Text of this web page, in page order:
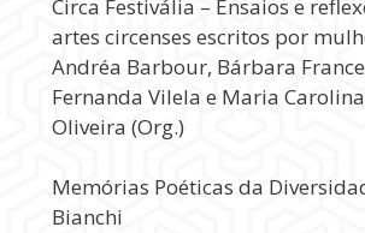
Circa Festivália – Ensaios e
artes circenses escritos por
Andréa Barbour, Bárbara
Fernanda Vilela e Maria
Oliveira (Org.)
Memórias Poéticas da
Bianchi